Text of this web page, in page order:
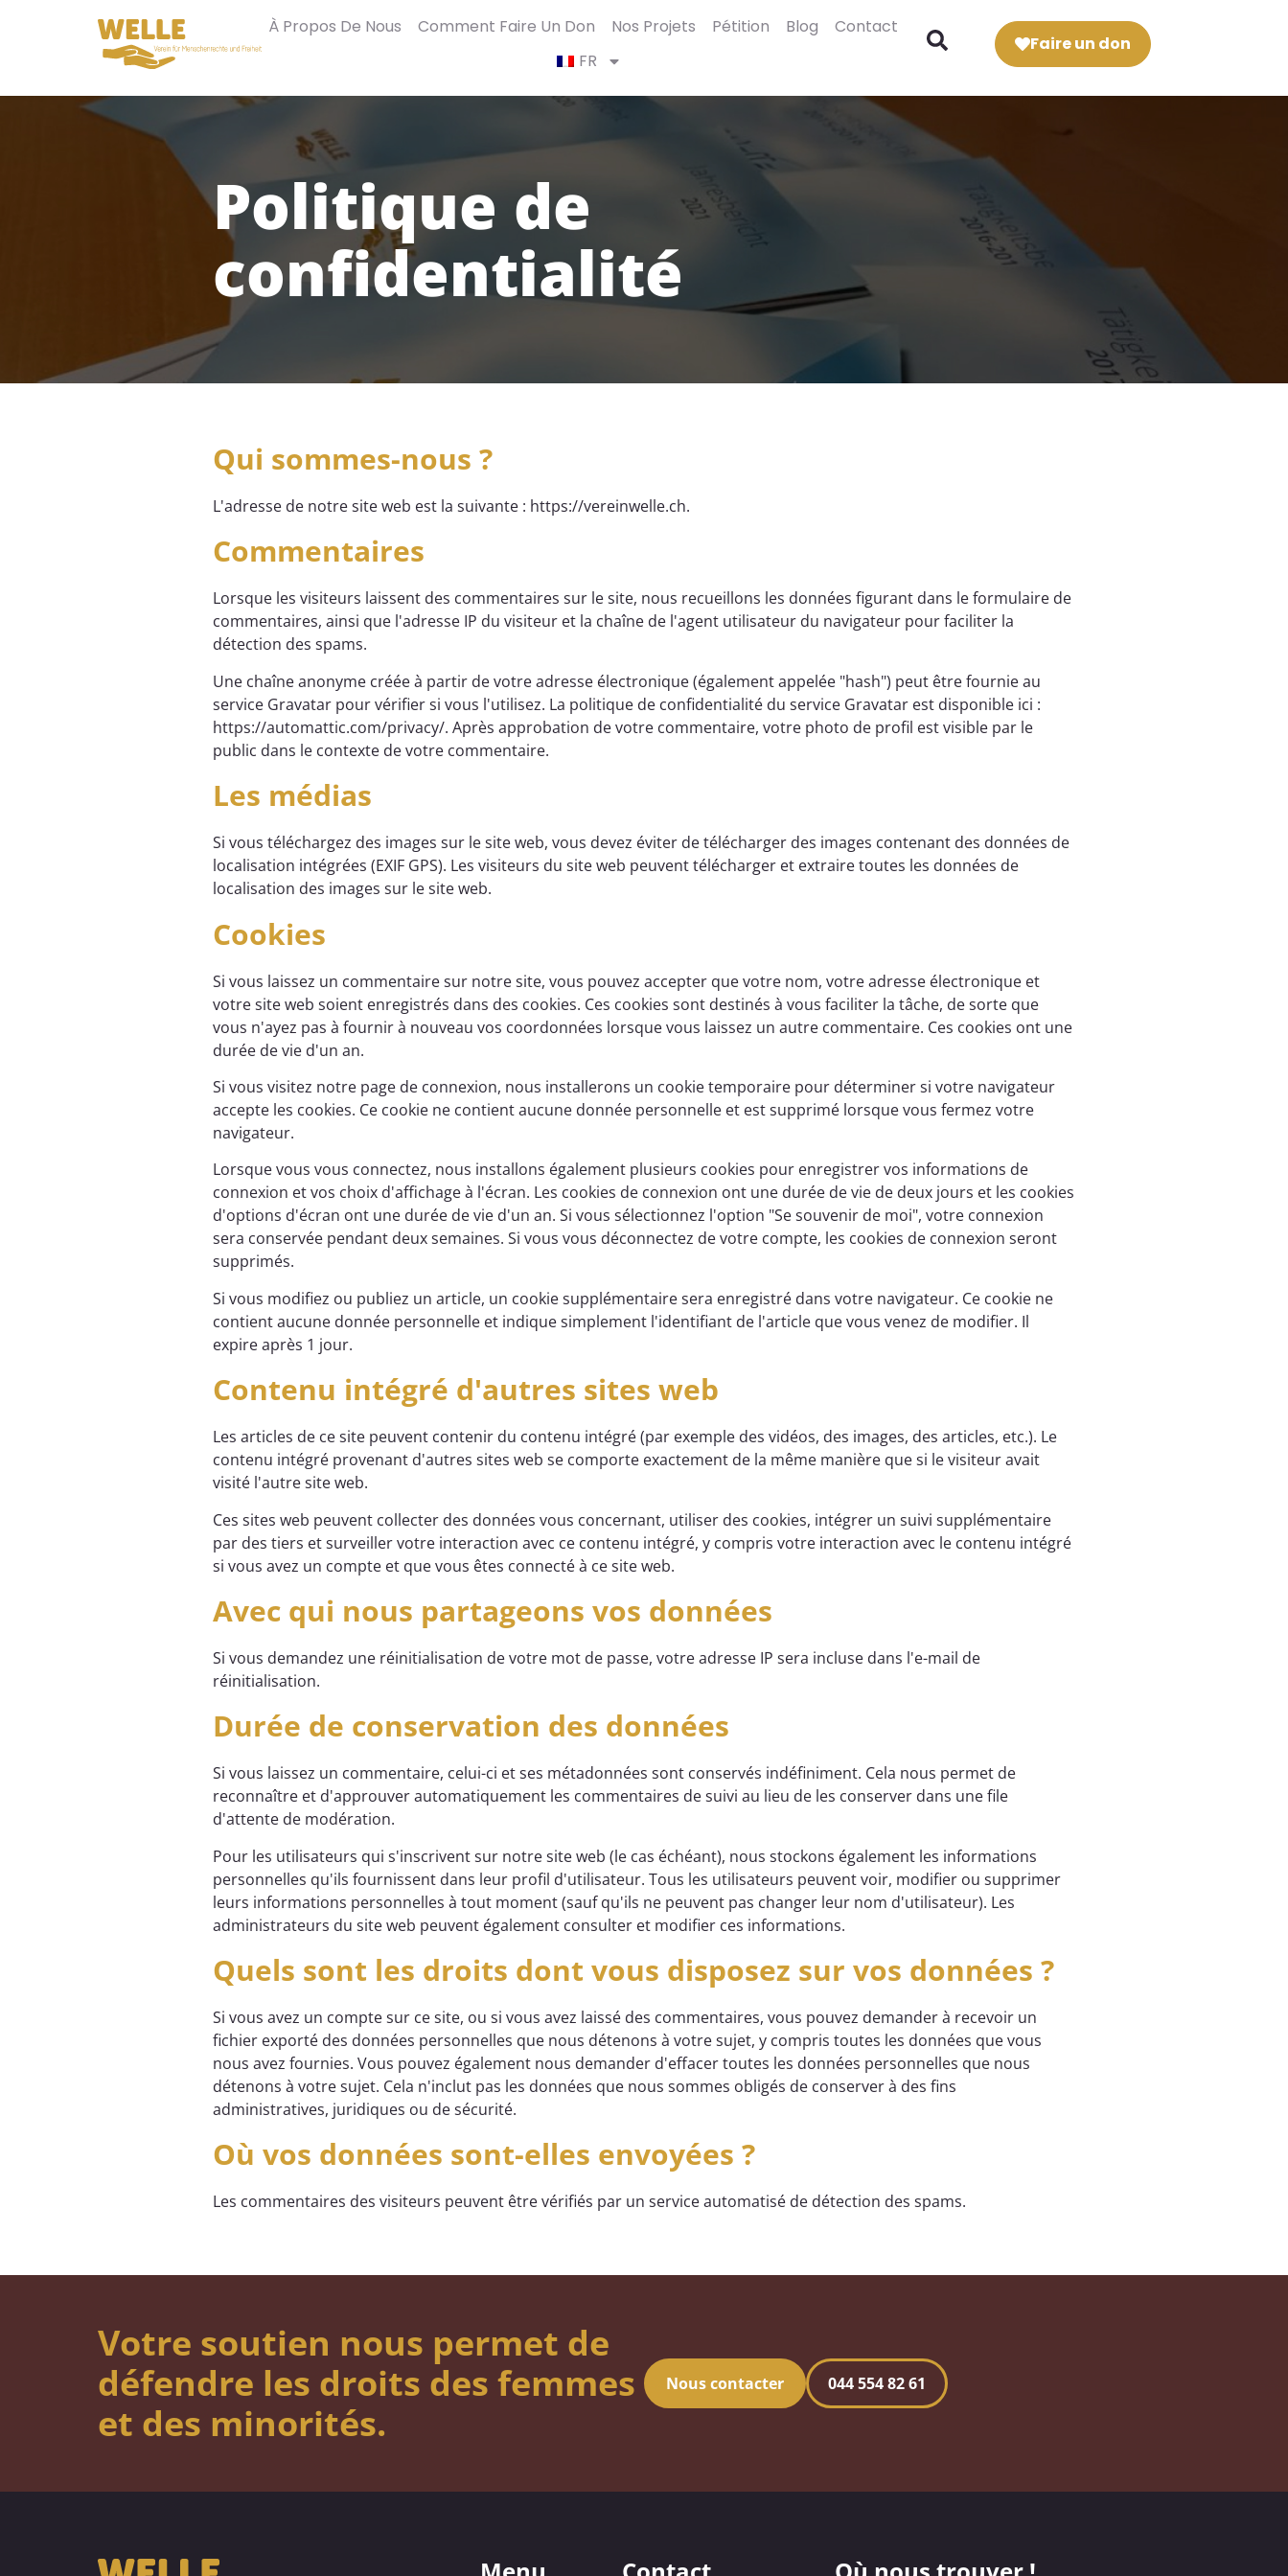
À Propos De Nous Comment Faire Un Don Nos Projets Pétition Blog
Contact
FR
Faire un don
Politique de
confidentialité
Qui sommes-nous ?
L'adresse de notre site web est la suivante : https://vereinwelle.ch.
Commentaires
Lorsque les visiteurs laissent des commentaires sur le site, nous recueillons les données figurant dans le formulaire de
commentaires, ainsi que l'adresse IP du visiteur et la chaîne de l'agent utilisateur du navigateur pour faciliter la
détection des spams.
Une chaîne anonyme créée à partir de votre adresse électronique (également appelée "hash") peut être fournie au
service Gravatar pour vérifier si vous l'utilisez. La politique de confidentialité du service Gravatar est disponible ici :
https://automattic.com/privacy/. Après approbation de votre commentaire, votre photo de profil est visible par le
public dans le contexte de votre commentaire.
Les médias
Si vous téléchargez des images sur le site web, vous devez éviter de télécharger des images contenant des données de
localisation intégrées (EXIF GPS). Les visiteurs du site web peuvent télécharger et extraire toutes les données de
localisation des images sur le site web.
Cookies
Si vous laissez un commentaire sur notre site, vous pouvez accepter que votre nom, votre adresse électronique et
votre site web soient enregistrés dans des cookies. Ces cookies sont destinés à vous faciliter la tâche, de sorte que
vous n'ayez pas à fournir à nouveau vos coordonnées lorsque vous laissez un autre commentaire. Ces cookies ont une
durée de vie d'un an.
Si vous visitez notre page de connexion, nous installerons un cookie temporaire pour déterminer si votre navigateur
accepte les cookies. Ce cookie ne contient aucune donnée personnelle et est supprimé lorsque vous fermez votre
navigateur.
Lorsque vous vous connectez, nous installons également plusieurs cookies pour enregistrer vos informations de
connexion et vos choix d'affichage à l'écran. Les cookies de connexion ont une durée de vie de deux jours et les cookies
d'options d'écran ont une durée de vie d'un an. Si vous sélectionnez l'option "Se souvenir de moi", votre connexion
sera conservée pendant deux semaines. Si vous vous déconnectez de votre compte, les cookies de connexion seront
supprimés.
Si vous modifiez ou publiez un article, un cookie supplémentaire sera enregistré dans votre navigateur. Ce cookie ne
contient aucune donnée personnelle et indique simplement l'identifiant de l'article que vous venez de modifier. Il
expire après 1 jour.
Contenu intégré d'autres sites web
Les articles de ce site peuvent contenir du contenu intégré (par exemple des vidéos, des images, des articles, etc.). Le
contenu intégré provenant d'autres sites web se comporte exactement de la même manière que si le visiteur avait
visité l'autre site web.
Ces sites web peuvent collecter des données vous concernant, utiliser des cookies, intégrer un suivi supplémentaire
par des tiers et surveiller votre interaction avec ce contenu intégré, y compris votre interaction avec le contenu intégré
si vous avez un compte et que vous êtes connecté à ce site web.
Avec qui nous partageons vos données
Si vous demandez une réinitialisation de votre mot de passe, votre adresse IP sera incluse dans l'e-mail de
réinitialisation.
Durée de conservation des données
Si vous laissez un commentaire, celui-ci et ses métadonnées sont conservés indéfiniment. Cela nous permet de
reconnaître et d'approuver automatiquement les commentaires de suivi au lieu de les conserver dans une file
d'attente de modération.
Pour les utilisateurs qui s'inscrivent sur notre site web (le cas échéant), nous stockons également les informations
personnelles qu'ils fournissent dans leur profil d'utilisateur. Tous les utilisateurs peuvent voir, modifier ou supprimer
leurs informations personnelles à tout moment (sauf qu'ils ne peuvent pas changer leur nom d'utilisateur). Les
administrateurs du site web peuvent également consulter et modifier ces informations.
Quels sont les droits dont vous disposez sur vos données ?
Si vous avez un compte sur ce site, ou si vous avez laissé des commentaires, vous pouvez demander à recevoir un
fichier exporté des données personnelles que nous détenons à votre sujet, y compris toutes les données que vous
nous avez fournies. Vous pouvez également nous demander d'effacer toutes les données personnelles que nous
détenons à votre sujet. Cela n'inclut pas les données que nous sommes obligés de conserver à des fins
administratives, juridiques ou de sécurité.
Où vos données sont-elles envoyées ?
Les commentaires des visiteurs peuvent être vérifiés par un service automatisé de détection des spams.
Votre soutien nous permet de
défendre les droits des femmes
et des minorités.
Nous contacter 044 554 82 61